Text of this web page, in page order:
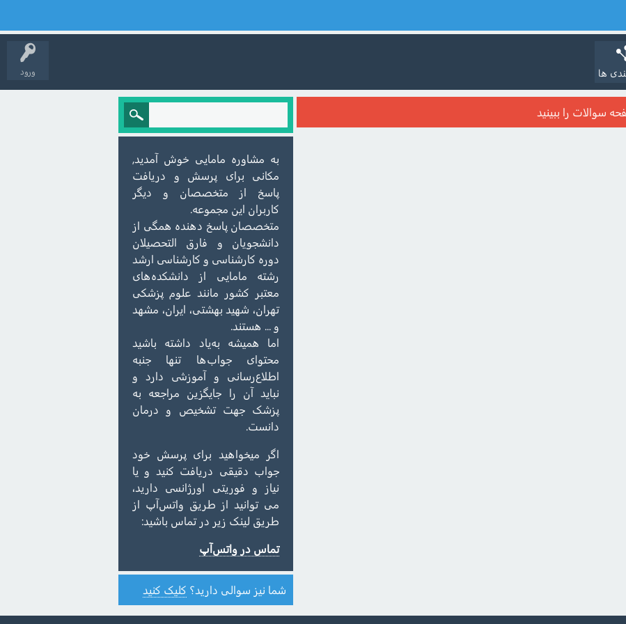
ورود ها
سوالات را ببینید
به مشاوره مامایی خوش آمدید,
مکانی برای پرسش و دریافت
پاسخ از متخصصان و دیگر
کاربران این مجموعه.
متخصصان پاسخ دهنده همگی از
دانشجویان و فارق التحصیلان
دوره کارشناسی و کارشناسی ارشد
رشته مامایی از دانشکده‌های
معتبر کشور مانند علوم پزشکی
تهران، شهید بهشتی، ایران، مشهد
و ... هستند.
اما همیشه به‌یاد داشته باشید
محتوای جواب‌ها تنها جنبه
اطلاع‌رسانی و آموزشی دارد و
نباید آن را جایگزین مراجعه به
پزشک جهت تشخیص و درمان
دانست.
اگر میخواهید برای پرسش خود
جواب دقیقی دریافت کنید و یا
نیاز و فوریتی اورژانسی دارید،
می توانید از طریق واتس‌آپ از
طریق لینک زیر در تماس باشید:
تماس در واتس‌آپ
شما نیز سوالی دارید؟ کلیک کنید